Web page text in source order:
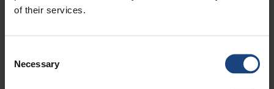
of their services.
Selection
Necessary
gjutgods, har koncernen nu ett av världens mest
med stöd från vår moderorganisation Granitor,
som investerar inom verksamhetsområdet för